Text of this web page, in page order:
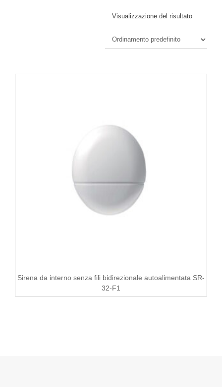
Visualizzazione del risultato
Sirena da interno senza fili bidirezionale autoalimentata SR-
32-F1